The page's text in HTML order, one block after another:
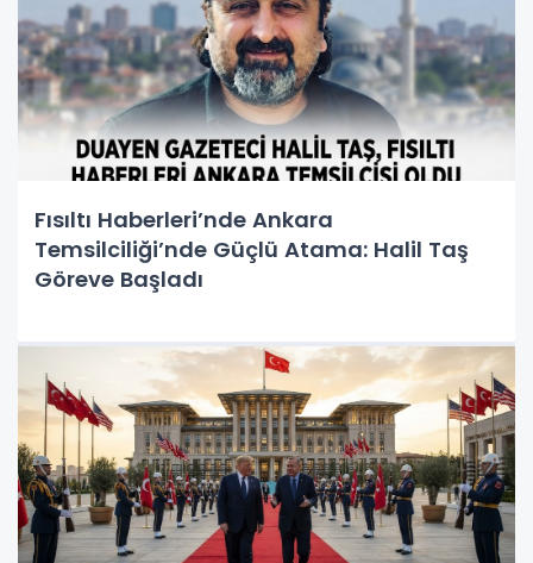
Fısıltı Haberleri’nde Ankara
Temsilciliği’nde Güçlü Atama: Halil Taş
Göreve Başladı